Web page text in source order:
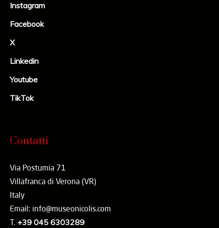
Instagram
Facebook
X
Linkedin
Youtube
TikTok
Contatti
Via Postumia 71
Villafranca di Verona (VR)
Italy
Email: info@museonicolis.com
T. +39 045 6303289